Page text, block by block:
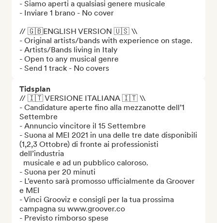
- Siamo aperti a qualsiasi genere musicale
- Inviare 1 brano - No cover
// 🇬🇧ENGLISH VERSION 🇺🇸 \\
- Original artists/bands with experience on stage.
- Artists/Bands living in Italy
- Open to any musical genre
- Send 1 track - No covers
Tidsplan
// 🇮🇹 VERSIONE ITALIANA 🇮🇹 \\
- Candidature aperte fino alla mezzanotte dell’1
Settembre
- Annuncio vincitore il 15 Settembre
- Suona al MEI 2021 in una delle tre date disponibili
(1,2,3 Ottobre) di fronte ai professionisti
dell’industria
- Suona per 20 minuti
- L’evento sarà promosso ufficialmente da Groover
e MEI
- Vinci Grooviz e consigli per la tua prossima
campagna su www.groover.co
- Previsto rimborso spese